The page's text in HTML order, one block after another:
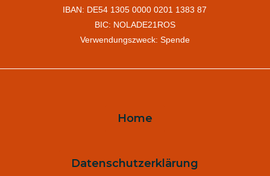
IBAN: DE54 1305 0000 0201 1383 87
BIC: NOLADE21ROS
Verwendungszweck: Spende
Home
Datenschutzerklärung